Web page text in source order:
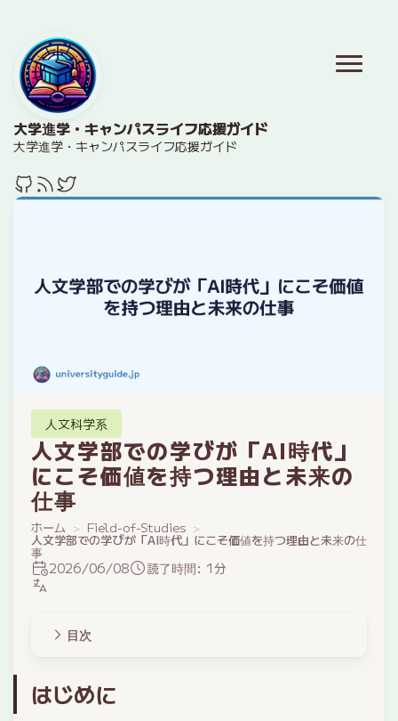
大学進学・キャンパスライフ応援ガイド
大学進学・キャンパスライフ応援ガイド
人文科学系
人文学部での学びが「AI時代」
にこそ価値を持つ理由と未来の
仕事
ホーム Field-of-Studies
人文学部での学びが「AI時代」にこそ価値を持つ理由と未来の仕
事
2026/06/08 読了時間: 1分
目次
はじめに